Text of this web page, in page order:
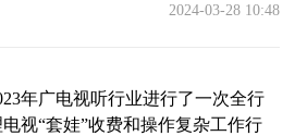
2024-03-28 10:48
年广电视听行业进行了一次全行
视“套娃”收费和操作复杂工作行